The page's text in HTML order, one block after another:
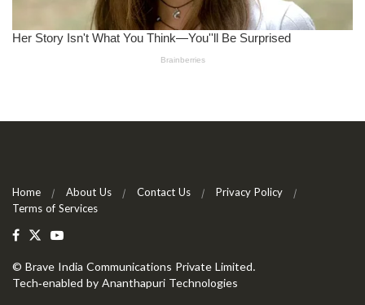
Home About Us Contact Us
Privacy Policy
Terms of Services
© Brave India Communications Private Limited.
Tech-enabled by Ananthapuri Technologies